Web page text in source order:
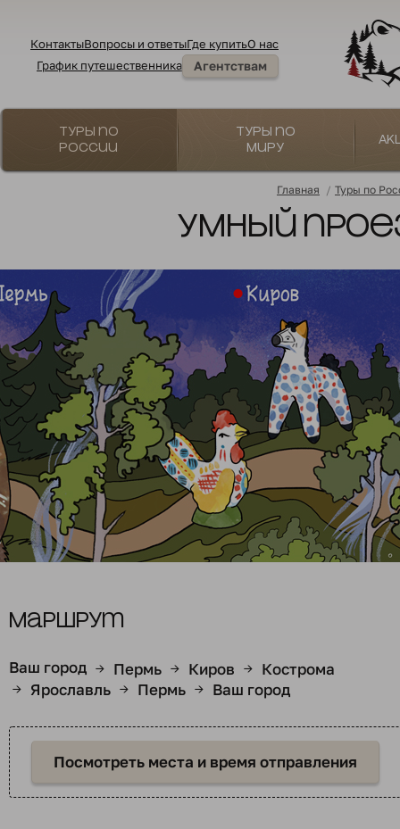
КонтактыВопросы и ответыГде купитьО нас
График путешественника
Агентствам
Туры по
России
Туры по
миру
Главная / Туры по
Умный
Маршрут
Ваш город → Пермь → Киров → Кострома
→ Ярославль → Пермь → Ваш город
Посмотреть места и время отправления